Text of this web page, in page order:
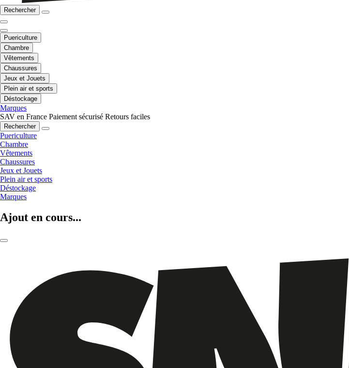
Rechercher
Puericulture
Chambre
Vêtements
Chaussures
Jeux et Jouets
Plein air et sports
Déstockage
Marques
SAV en France Paiement sécurisé Retours faciles
Rechercher
Puericulture
Chambre
Vêtements
Chaussures
Jeux et Jouets
Plein air et sports
Déstockage
Marques
Ajout en cours...